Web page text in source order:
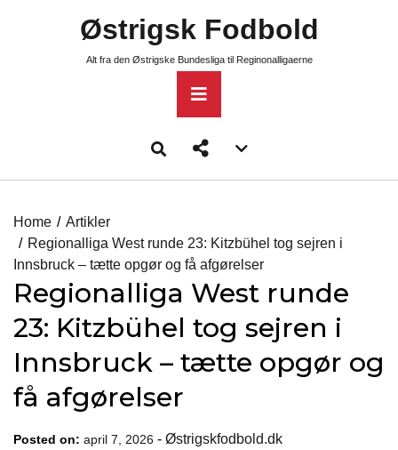
Østrigsk Fodbold
Alt fra den Østrigske Bundesliga til Reginonalligaerne
Primary
Menu
menu
Home
Artikler
Regionalliga West runde 23: Kitzbühel tog sejren i
Innsbruck – tætte opgør og få afgørelser
Regionalliga West runde
23: Kitzbühel tog sejren i
Innsbruck – tætte opgør og
få afgørelser
Posted on: april 7, 2026 - Østrigskfodbold.dk